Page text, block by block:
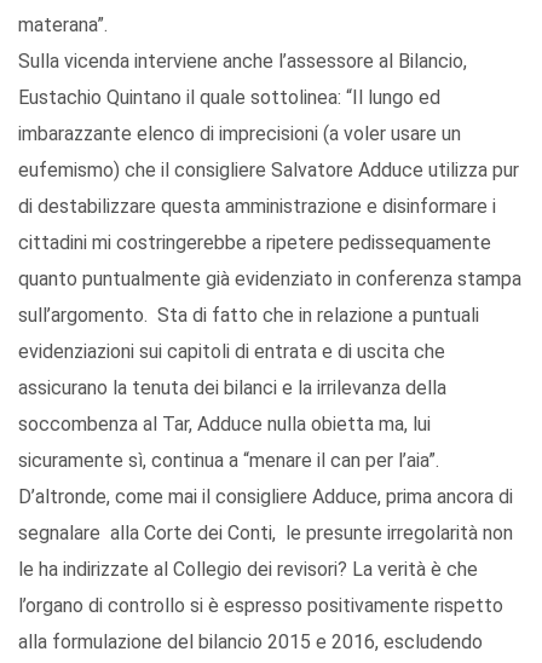
materana”.
Sulla vicenda interviene anche l’assessore al Bilancio,
Eustachio Quintano il quale sottolinea: “Il lungo ed
imbarazzante elenco di imprecisioni (a voler usare un
eufemismo) che il consigliere Salvatore Adduce utilizza pur
di destabilizzare questa amministrazione e disinformare i
cittadini mi costringerebbe a ripetere pedissequamente
quanto puntualmente già evidenziato in conferenza stampa
sull’argomento. Sta di fatto che in relazione a puntuali
evidenziazioni sui capitoli di entrata e di uscita che
assicurano la tenuta dei bilanci e la irrilevanza della
soccombenza al Tar, Adduce nulla obietta ma, lui
sicuramente sì, continua a “menare il can per l’aia”.
D’altronde, come mai il consigliere Adduce, prima ancora di
segnalare alla Corte dei Conti, le presunte irregolarità non
le ha indirizzate al Collegio dei revisori? La verità è che
l’organo di controllo si è espresso positivamente rispetto
alla formulazione del bilancio 2015 e 2016, escludendo